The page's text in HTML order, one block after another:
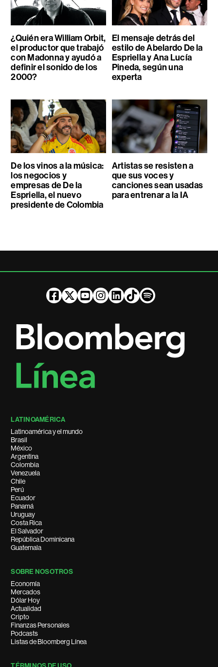
¿Quién era William Orbit,
el productor que trabajó
con Madonna y ayudó a
definir el sonido de los
2000?
El mensaje detrás del
estilo de Abelardo De la
Espriella y Ana Lucía
Pineda, según una
experta
De los vinos a la música:
los negocios y
empresas de De la
Espriella, el nuevo
presidente de Colombia
Artistas se resisten a
que sus voces y
canciones sean usadas
para entrenar a la IA
LATINOAMÉRICA
Latinoamérica y el mundo
Brasil
México
Argentina
Colombia
Venezuela
Chile
Perú
Ecuador
Panamá
Uruguay
Costa Rica
El Salvador
República Dominicana
Guatemala
SOBRE NOSOTROS
Economía
Mercados
Dólar Hoy
Actualidad
Cripto
Finanzas Personales
Podcasts
Listas de Bloomberg Línea